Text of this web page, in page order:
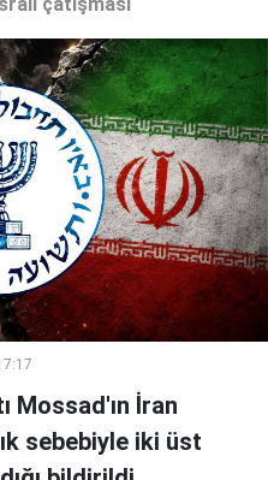
Mossad'ın İran
sebebiyle iki üst